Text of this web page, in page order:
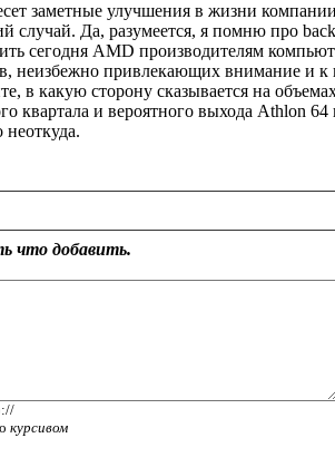
заметные улучшения в жизни
Да, разумеется, я помню про
сегодня AMD производителям
неизбежно привлекающих внимание и
в какую сторону сказывается на
квартала и вероятного выхода Athlon
что добавить.
курсивом